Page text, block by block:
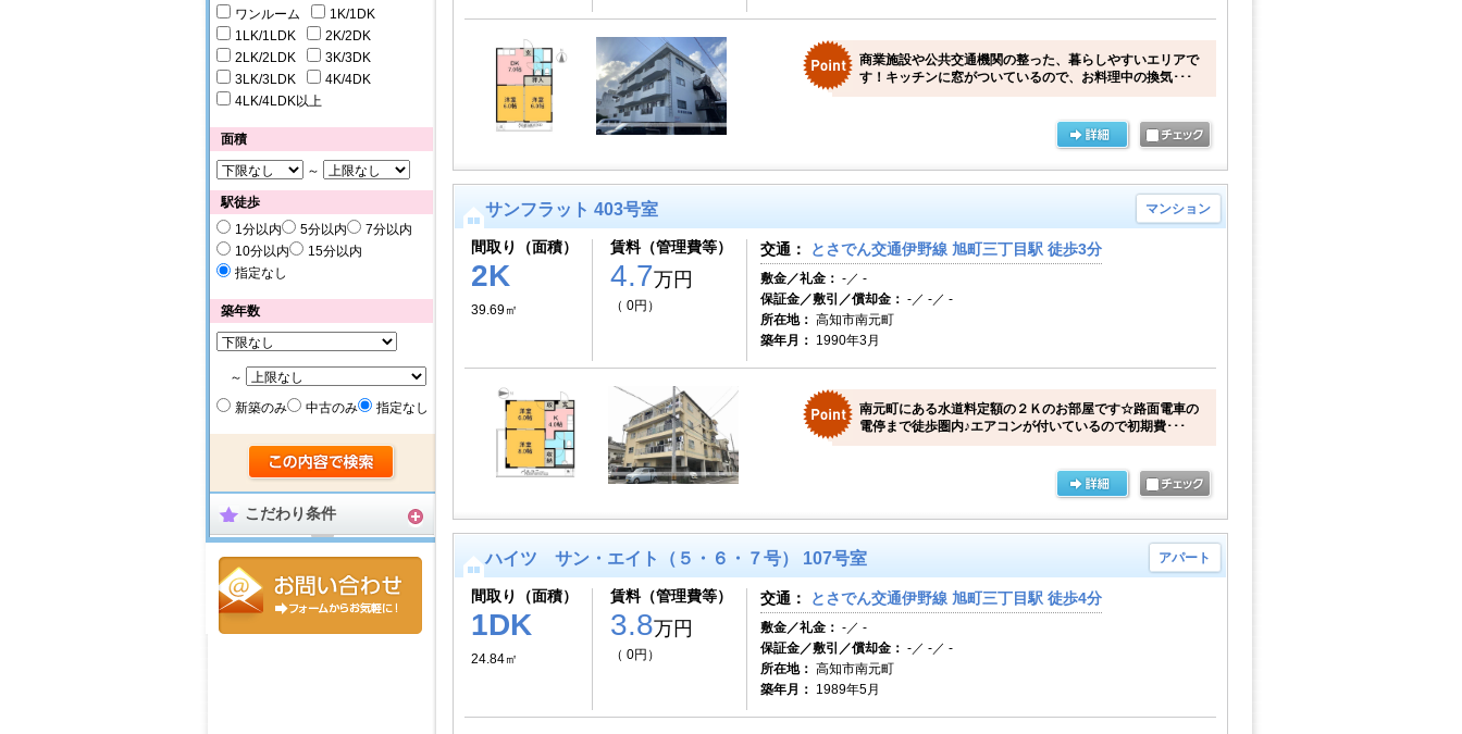
ワンルーム
1K/1DK
1LK/1LDK
2K/2DK
2LK/2LDK
3K/3DK
3LK/3LDK
4K/4DK
4LK/4LDK以上
面積
～
駅徒歩
1分以内
5分以内
7分以内
10分以内
15分以内
指定なし
築年数
～
新築のみ
中古のみ 指定なし
こだわり条件
商業施設や公共交通機関の整った、暮らしやすいエリアで
す！キッチンに窓がついているので、お料理中の換気･･･
サンフラット 403号室 マンション
間取り（面積）
2K
39.69㎡
賃料（管理費等）
4.7万円
（ 0円）
交通： とさでん交通伊野線 旭町三丁目駅 徒歩3分
敷金／礼金： -／ -
保証金／敷引／償却金： -／ -／ -
所在地： 高知市南元町
築年月： 1990年3月
南元町にある水道料定額の２Ｋのお部屋です☆路面電車の
電停まで徒歩圏内♪エアコンが付いているので初期費･･･
ハイツ サン・エイト（５・６・７号） 107号室 アパート
間取り（面積）
1DK
24.84㎡
賃料（管理費等）
3.8万円
（ 0円）
交通： とさでん交通伊野線 旭町三丁目駅 徒歩4分
敷金／礼金： -／ -
保証金／敷引／償却金： -／ -／ -
所在地： 高知市南元町
築年月： 1989年5月